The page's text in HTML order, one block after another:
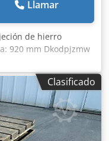
Llamar
de hierro
920 mm Dkodpjzmw
de las ranuras en
aproximadamente
Clasificado